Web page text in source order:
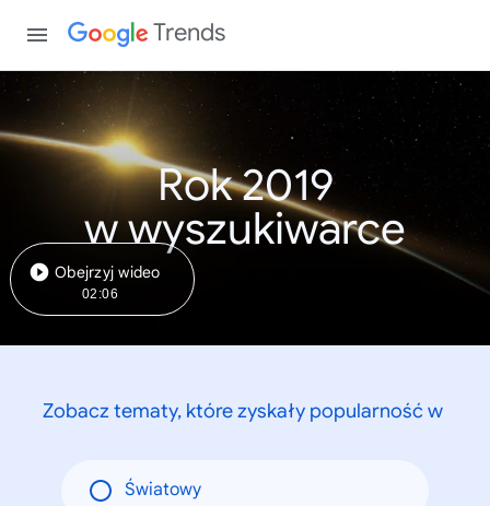
Trends
Rok 2019
w wyszukiwarce
Obejrzyj wideo
02:06
Zobacz tematy, które zyskały popularność w
Światowy